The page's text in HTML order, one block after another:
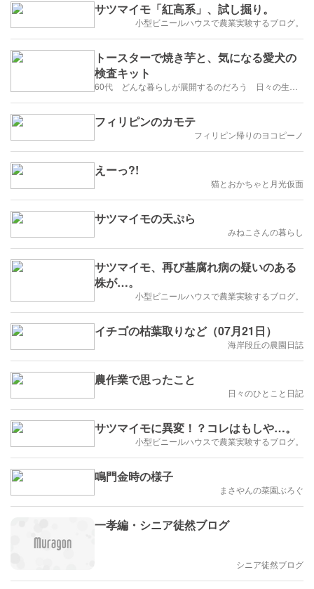
サツマイモ「紅高系」、試し掘り。
小型ビニールハウスで農業実験するブログ。
トースターで焼き芋と、気になる愛犬の
検査キット
60代 どんな暮らしが展開するのだろう 日々の生活を楽しむように歩みたい
フィリピンのカモテ
フィリピン帰りのヨコピーノ
えーっ?!
猫とおかちゃと月光仮面
サツマイモの天ぷら
みねこさんの暮らし
サツマイモ、再び基腐れ病の疑いのある
株が…。
小型ビニールハウスで農業実験するブログ。
イチゴの枯葉取りなど（07月21日）
海岸段丘の農園日誌
農作業で思ったこと
日々のひとこと日記
サツマイモに異変！？コレはもしや…。
小型ビニールハウスで農業実験するブログ。
鳴門金時の様子
まさやんの菜園ぶろぐ
一孝編・シニア徒然ブログ
シニア徒然ブログ